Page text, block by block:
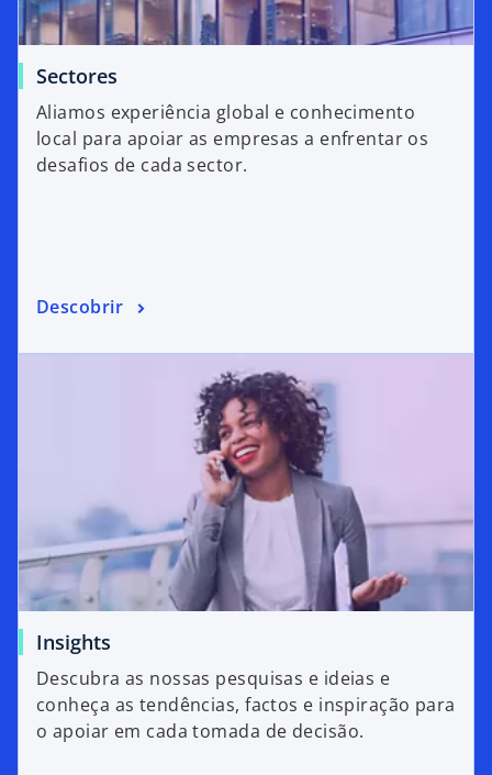
Sectores
Aliamos experiência global e conhecimento
local para apoiar as empresas a enfrentar os
desafios de cada sector.
Descobrir
Insights
Descubra as nossas pesquisas e ideias e
conheça as tendências, factos e inspiração para
o apoiar em cada tomada de decisão.